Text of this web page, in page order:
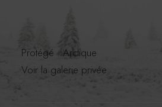
Protégé : Arctique
Voir la galerie privée